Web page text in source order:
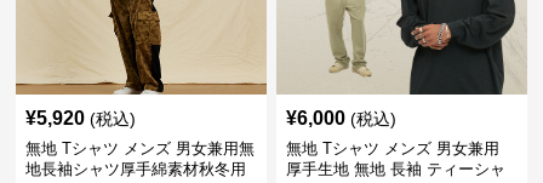
¥5,920 (税込)
無地 Tシャツ メンズ 男女兼用無
地長袖シャツ厚手綿素材秋冬用
¥6,000 (税込)
無地 Tシャツ メンズ 男女兼用
厚手生地 無地 長袖 ティーシャ